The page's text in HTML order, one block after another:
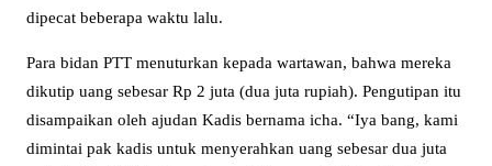
dipecat beberapa waktu lalu.
Para bidan PTT menuturkan kepada wartawan, bahwa mereka
dikutip uang sebesar Rp 2 juta (dua juta rupiah). Pengutipan itu
disampaikan oleh ajudan Kadis bernama icha. “Iya bang, kami
dimintai pak kadis untuk menyerahkan uang sebesar dua juta